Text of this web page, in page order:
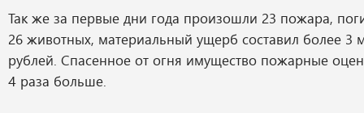
Так же за первые дни года произошли 23 пожара,
26 животных, материальный ущерб составил более 3
рублей. Спасенное от огня имущество пожарные
4 раза больше.